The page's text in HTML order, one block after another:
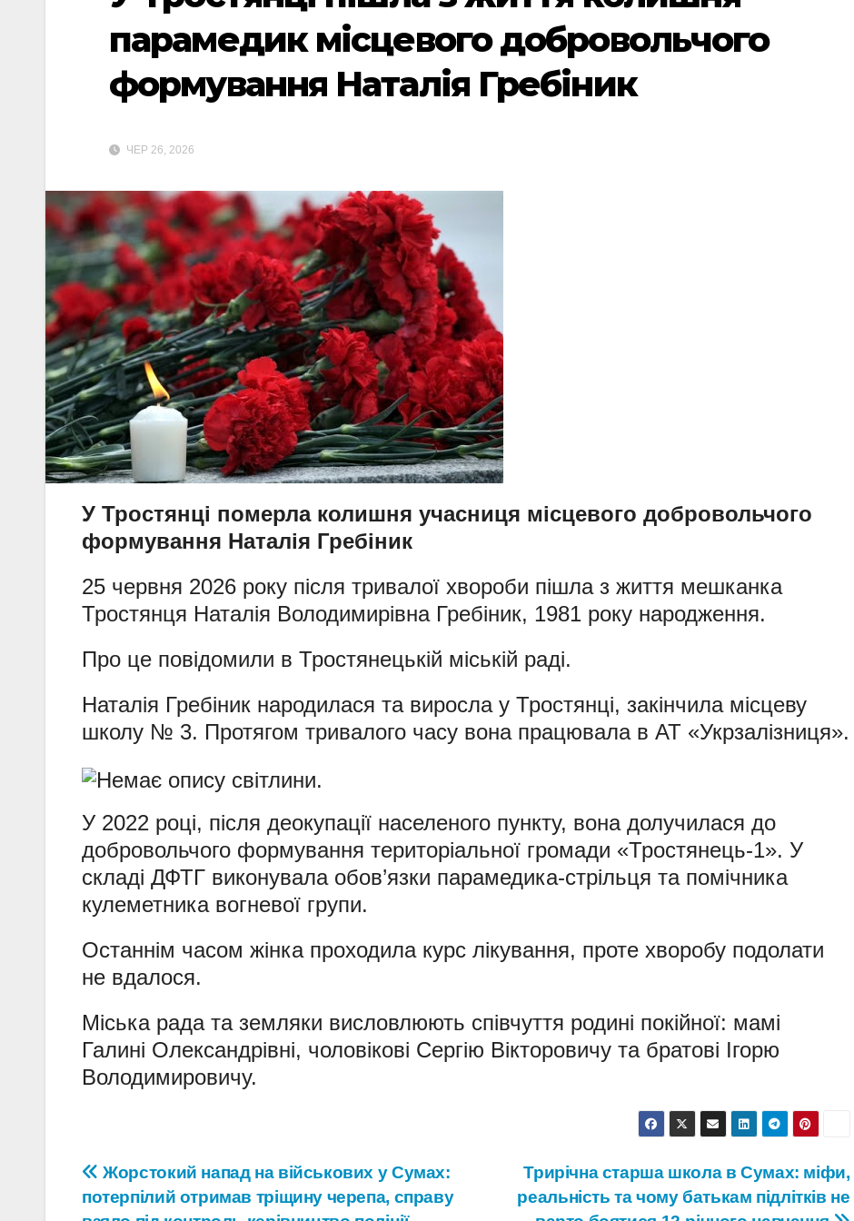
парамедик місцевого добровольчого
формування Наталія Гребіник
ЧЕР 26, 2026
У Тростянці померла колишня учасниця місцевого добровольчого
формування Наталія Гребіник
25 червня 2026 року після тривалої хвороби пішла з життя мешканка
Тростянця Наталія Володимирівна Гребіник, 1981 року народження.
Про це повідомили в Тростянецькій міській раді.
Наталія Гребіник народилася та виросла у Тростянці, закінчила місцеву
школу № 3. Протягом тривалого часу вона працювала в АТ «Укрзалізниця».
У 2022 році, після деокупації населеного пункту, вона долучилася до
добровольчого формування територіальної громади «Тростянець-1». У
складі ДФТГ виконувала обов’язки парамедика-стрільця та помічника
кулеметника вогневої групи.
Останнім часом жінка проходила курс лікування, проте хворобу подолати
не вдалося.
Міська рада та земляки висловлюють співчуття родині покійної: мамі
Галині Олександрівні, чоловікові Сергію Вікторовичу та братові Ігорю
Володимировичу.
Навігація
Трирічна старша школа в Сумах: міфи,
реальність та чому батькам підлітків не
Жорстокий напад на військових у Сумах:
потерпілий отримав тріщину черепа, справу